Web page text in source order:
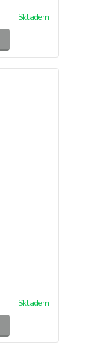
Skladem
Skladem